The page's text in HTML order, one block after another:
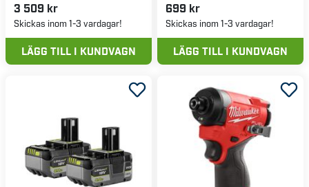
3 509 kr
Skickas inom 1-3 vardagar!
LÄGG TILL I KUNDVAGN
699 kr
Skickas inom 1-3 vardagar!
LÄGG TILL I KUNDVAGN